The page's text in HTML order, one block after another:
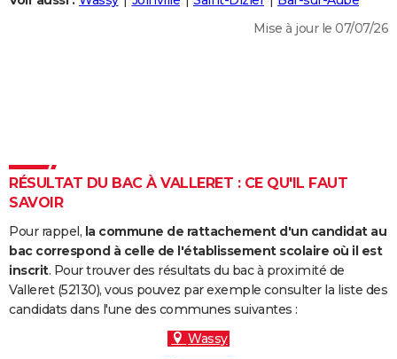
DICTIONNAIRE
Dictionnaire
Biographies
Citations
Expressions
Proverbes
PROGRAMME TV
COPAINS D'AVANT
S'inscrire
Se connecter
Lycées
Collèges
Primaires
Universités
Entreprises
Service militaire
Avis de recherche
AVIS DE DÉCÈS
FORUM
Mise à jour le 07/07/26
RÉSULTAT DU BAC À VALLERET : CE QU'IL FAUT
SAVOIR
Pour rappel, la commune de rattachement d'un candidat au
bac correspond à celle de l'établissement scolaire où il est
inscrit. Pour trouver des résultats du bac à proximité de
Valleret (52130), vous pouvez par exemple consulter la liste des
candidats dans l'une des communes suivantes :
Wassy